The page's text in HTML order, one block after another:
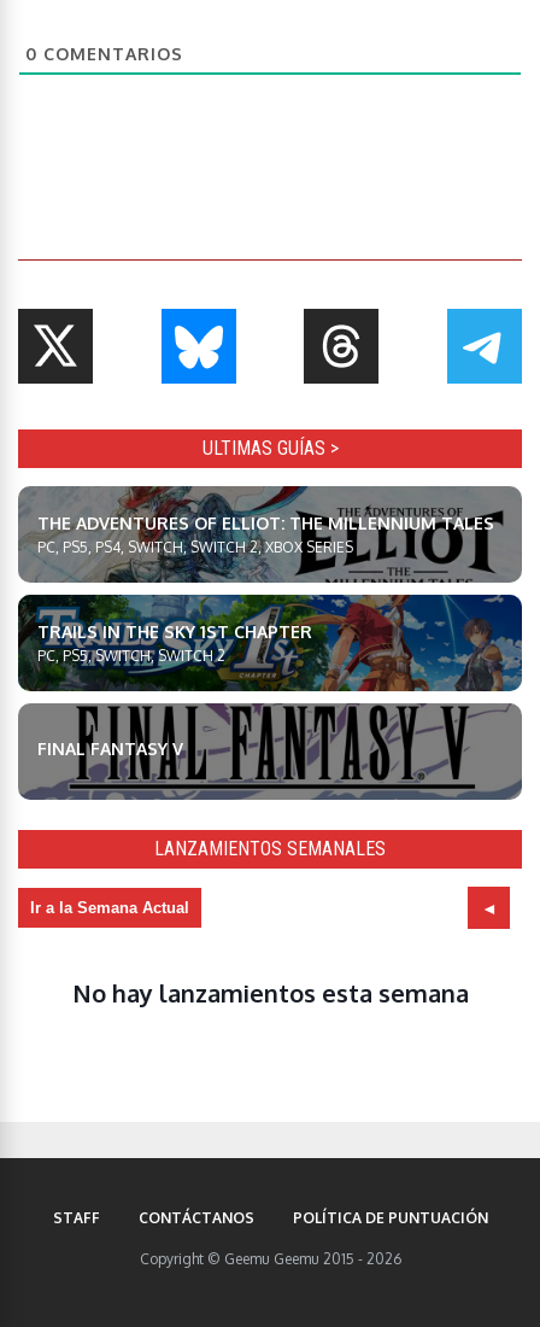
0 COMENTARIOS
ULTIMAS GUÍAS >
THE ADVENTURES OF ELLIOT: THE MILLENNIUM TALES
PC, PS5, PS4, SWITCH, SWITCH 2, XBOX SERIES
TRAILS IN THE SKY 1ST CHAPTER
PC, PS5, SWITCH, SWITCH 2
FINAL FANTASY V
LANZAMIENTOS SEMANALES
Ir a la Semana Actual
No hay lanzamientos esta semana
STAFF CONTÁCTANOS POLÍTICA DE PUNTUACIÓN
Copyright © Geemu Geemu 2015 - 2026